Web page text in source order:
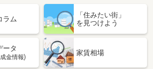
ラム
「住みたい街」
を見つけよう
ータ
金情報)
家賃相場